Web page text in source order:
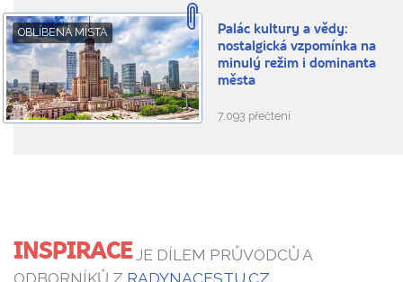
OBLÍBENÁ MÍSTA
Palác kultury a vědy:
nostalgická vzpomínka na
minulý režim i dominanta
města
7.093 přečtení
INSPIRACEJE DÍLEM PRŮVODCŮ A
ODBORNÍKŮ Z RADYNACESTU.CZ